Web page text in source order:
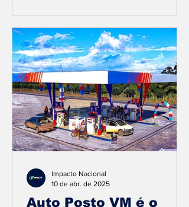
Auto Posto VM é o
Impacto Nacional
10 de abr. de 2025